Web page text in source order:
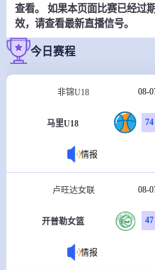
查看。 如果本页面比赛已经过
效，请查看最新直播信号。
今日赛程
非锦U18 08-
马里U18 74
情报
卢旺达女联 08-
开普勒女篮 47
情报